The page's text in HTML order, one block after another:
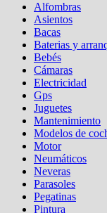
Alfombras
Asientos
Bacas
Baterias y
Bebés
Cámaras
Electricidad
Gps
Juguetes
Mantenimiento
Modelos de
Motor
Neumáticos
Neveras
Parasoles
Pegatinas
Pintura